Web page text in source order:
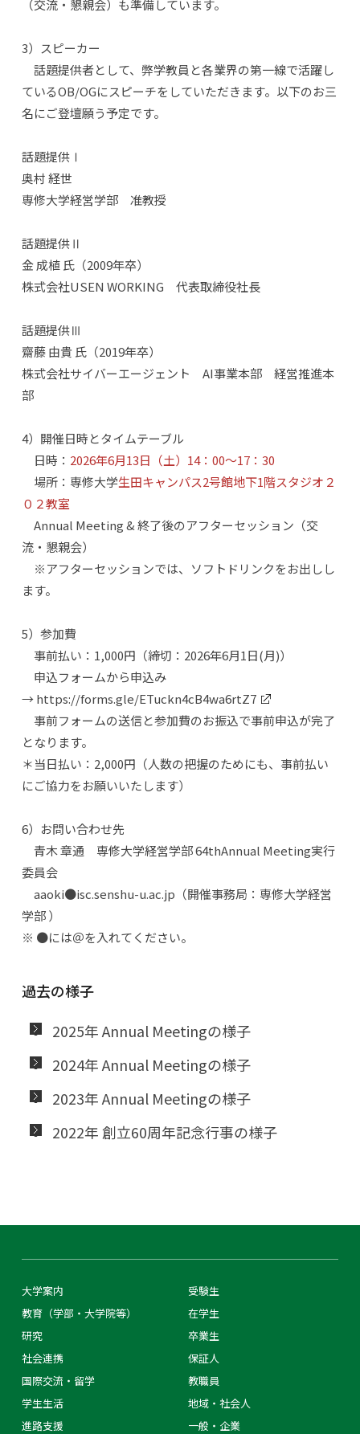
（交流・懇親会）も準備しています。
3）スピーカー
話題提供者として、弊学教員と各業界の第一線で活躍し
ているOB/OGにスピーチをしていただきます。以下のお三
名にご登壇願う予定です。
話題提供Ⅰ
奥村 経世
専修大学経営学部 准教授
話題提供Ⅱ
金 成植 氏（2009年卒）
株式会社USEN WORKING 代表取締役社長
話題提供Ⅲ
齋藤 由貴 氏（2019年卒）
株式会社サイバーエージェント AI事業本部 経営推進本
部
4）開催日時とタイムテーブル
日時： 2026年6月13日（土）14：00～17：30
場所：専修大学生田キャンパス2号館地下1階スタジオ２
０２教室
Annual Meeting & 終了後のアフターセッション（交
流・懇親会）
※アフターセッションでは、ソフトドリンクをお出しし
ます。
5）参加費
事前払い：1,000円（締切：2026年6月1日(月)）
申込フォームから申込み
→https://forms.gle/ETuckn4cB4wa6rtZ7
事前フォームの送信と参加費のお振込で事前申込が完了
となります。
＊当日払い：2,000円（人数の把握のためにも、事前払い
にご協力をお願いいたします）
6）お問い合わせ先
青木 章通 専修大学経営学部 64thAnnual Meeting実行
委員会
aaoki●isc.senshu-u.ac.jp（開催事務局：専修大学経営
学部 ）
※ ●には＠を入れてください。
過去の様子
2025年 Annual Meetingの様子
2024年 Annual Meetingの様子
2023年 Annual Meetingの様子
2022年 創立60周年記念行事の様子
大学案内
教育（学部・大学院等）
研究
社会連携
国際交流・留学
学生生活
進路支援
受験生
在学生
卒業生
保証人
教職員
地域・社会人
一般・企業